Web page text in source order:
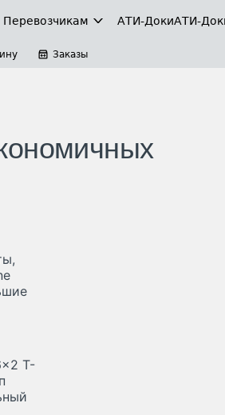
Перевозчикам АТИ-ДокиАТИ-
Заказы
T-